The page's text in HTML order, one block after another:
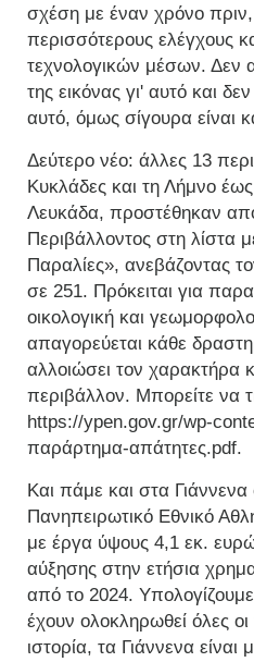
σχέση με έναν χρόνο
περισσότερους ελέγχους
τεχνολογικών μέσων. Δεν
της εικόνας γι' αυτό και
αυτό, όμως σίγουρα είναι
Δεύτερο νέο: άλλες 13
Κυκλάδες και τη Λήμνο
Λευκάδα, προστέθηκαν
Περιβάλλοντος στη λίστα
Παραλίες», ανεβάζοντας
σε 251. Πρόκειται για
οικολογική και
απαγορεύεται κάθε
αλλοιώσει τον χαρακτήρα
περιβάλλον. Μπορείτε να
https://ypen.gov.gr/wp-
παράρτημα-απάτητες.pdf.
Και πάμε και στα
Πανηπειρωτικό Εθνικό
με έργα ύψους 4,1 εκ.
αύξησης στην ετήσια
από το 2024.
έχουν ολοκληρωθεί όλες
ιστορία, τα Γιάννενα είναι